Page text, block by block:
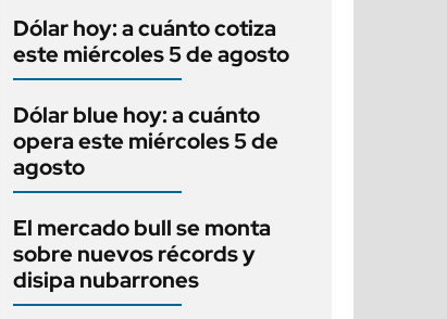
Dólar hoy: a cuánto cotiza
este miércoles 5 de agosto
Dólar blue hoy: a cuánto
opera este miércoles 5 de
agosto
El mercado bull se monta
sobre nuevos récords y
disipa nubarrones